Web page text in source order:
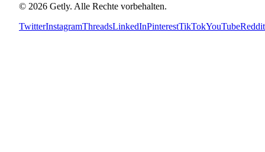
© 2026 Getly. Alle Rechte vorbehalten.
TwitterInstagramThreadsLinkedInPinterestTikTokYouTubeReddit